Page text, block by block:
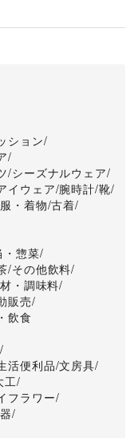
ション/
/
/シーズナルウェア/
イウェア/腕時計/靴/
・着物/古着/
・惣菜/
/その他飲料/
・調味料/
販売/
飲食
/
活便利品/文房具/
工/
フラワー/
/